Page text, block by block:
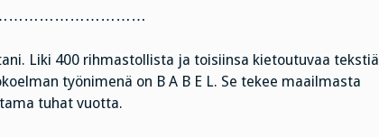
Liki 400 rihmastollista ja toisiinsa kietoutuvaa tekstiä
työnimenä on B A B E L. Se tekee maailmasta
tuhat vuotta.